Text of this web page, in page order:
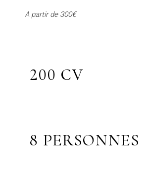
A partir de 300€
200 CV
8 PERSONNES